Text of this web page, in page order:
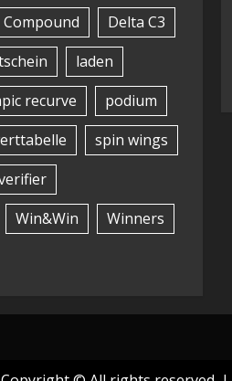
Compound
Delta C3
laden
recurve
podium
spin wings
Win&Win
Winners